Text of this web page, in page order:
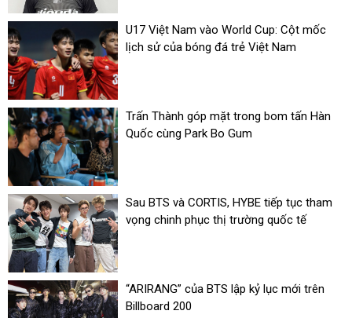
U17 Việt Nam vào World Cup: Cột mốc
lịch sử của bóng đá trẻ Việt Nam
Trấn Thành góp mặt trong bom tấn Hàn
Quốc cùng Park Bo Gum
Sau BTS và CORTIS, HYBE tiếp tục tham
vọng chinh phục thị trường quốc tế
“ARIRANG” của BTS lập kỷ lục mới trên
Billboard 200